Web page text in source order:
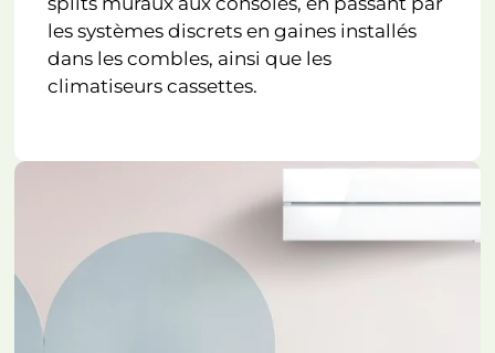
les systèmes discrets en gaines installés
dans les combles, ainsi que les
climatiseurs cassettes.